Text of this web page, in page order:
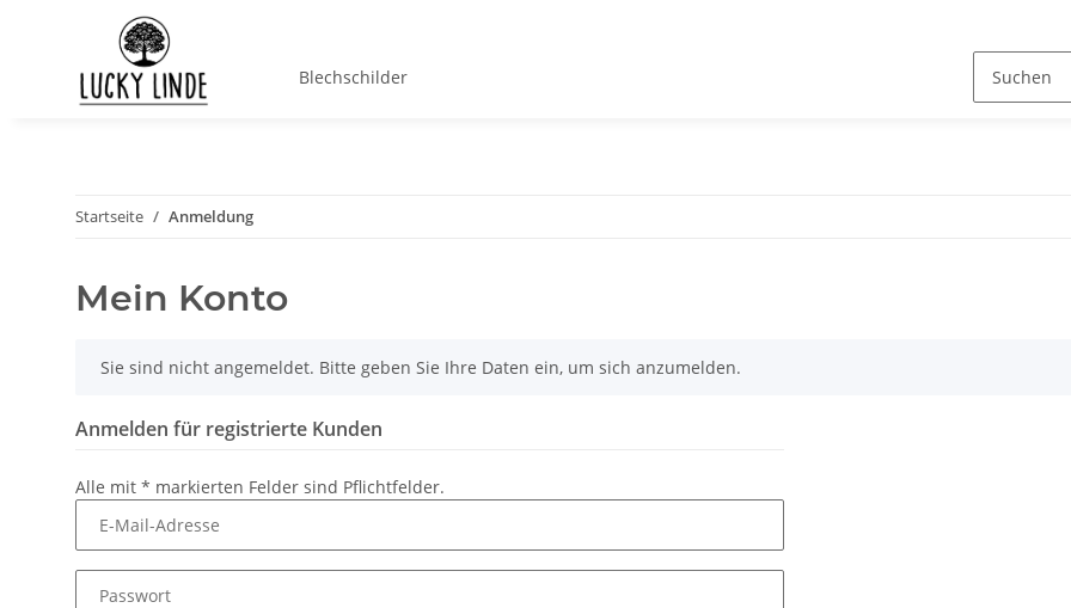
Blechschilder
Startseite Anmeldung
Mein Konto
x
Sie sind nicht angemeldet. Bitte geben Sie Ihre Daten ein, um sich anzumelden.
Anmelden für registrierte Kunden
Alle mit * markierten Felder sind Pflichtfelder.
E-Mail-Adresse
Passwort